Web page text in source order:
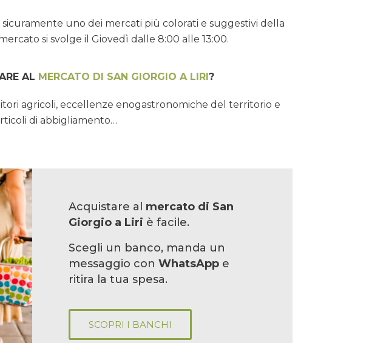
sicuramente uno dei mercati più colorati e suggestivi della
si svolge il Giovedì dalle 8:00 alle 13:00.
AL MERCATO DI SAN GIORGIO A LIRI?
agricoli, eccellenze enogastronomiche del territorio e
di abbigliamento…
Acquistare al mercato di San
Giorgio a Liri è facile.
Scegli un banco, manda un
messaggio con WhatsAppe
ritira la tua spesa.
SCOPRI I BANCHI